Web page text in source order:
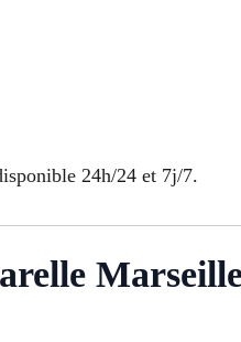
24h/24 et 7j/7.